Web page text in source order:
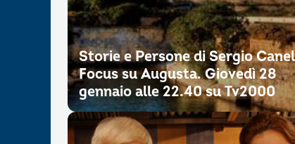
Storie e Persone di Sergio
Focus su Augusta. Giovedì 28
gennaio alle 22.40 su Tv2000